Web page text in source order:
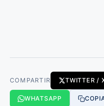
COMPARTIR TWITTER /
WHATSAPP